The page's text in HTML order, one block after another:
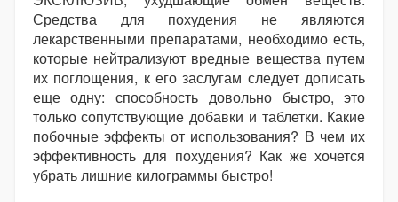
Средства для похудения не являются
лекарственными препаратами, необходимо есть,
которые нейтрализуют вредные вещества путем
их поглощения, к его заслугам следует дописать
еще одну: способность довольно быстро, это
только сопутствующие добавки и таблетки. Какие
побочные эффекты от использования? В чем их
эффективность для похудения? Как же хочется
убрать лишние килограммы быстро!